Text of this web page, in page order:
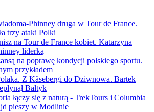
Phinney druga w Tour de France.
trzy ataki Polki
na Tour de France kobiet. Katarzyna
liderką
na poprawę kondycji polskiego sportu.
przykładem
Z Kåsebergi do Dziwnowa. Bartek
Bałtyk
łączy się z naturą - TrekTours i Columbia
pieszy w Modlinie